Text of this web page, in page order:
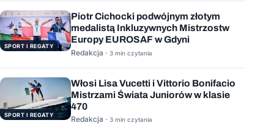
SPORT I REGATY
Piotr Cichocki podwójnym złotym
medalistą Inkluzywnych Mistrzostw
Europy EUROSAF w Gdyni
Redakcja · 3 min czytania
SPORT I REGATY
Włosi Lisa Vucetti i Vittorio Bonifacio
Mistrzami Świata Juniorów w klasie
470
Redakcja · 3 min czytania